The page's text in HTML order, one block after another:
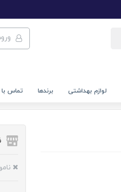
لوازم بهداشتی برندها تماس با